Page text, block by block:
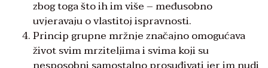
zbog toga što ih im više – međusobno
uvjeravaju o vlastitoj ispravnosti.
Princip grupne mržnje značajno omogućava
život svim mrziteljima i svima koji su